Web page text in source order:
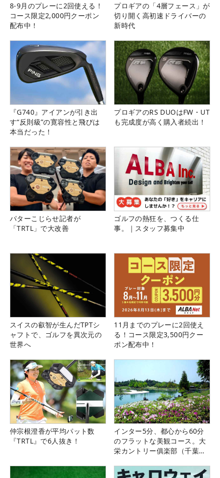
8-9月のプレーに2回使える！
コース限定2,000円クーポン
配布中！
プロギアの「4層フェース」が
切り開く高初速ドライバーの
新時代
『G740』アイアンが引き出
す“反則級”の寛容性と飛びは
本当だった！
プロギアのRS DUOはFW・UT
も完成度が高く購入者続出！
パターこじらせ記者が
「TRTL」で大改善
ゴルフの熱狂を、つくる仕
事。｜スタッフ募集中
スイスの叡智が生んだTPTシ
ャフトで、ゴルフを異次元の
世界へ
11月までのプレーに2回使え
る！コース限定3,500円クー
ポン配布中！
仲宗根澄香が平均パット数
『TRTL』で6人抜き！
インター5分、都心から60分
のフラットな美観コース。大
栄カントリー俱楽部（千葉